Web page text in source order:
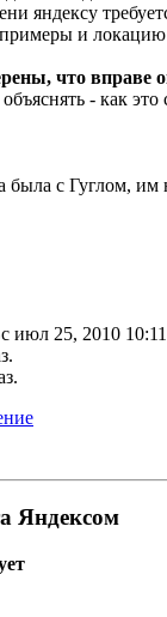
яндексу
и
что вправе
- как это
с Гуглом, им
июл 25, 2010
Яндексом